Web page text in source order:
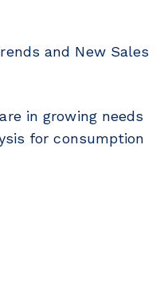
and New Sales
in growing needs
for consumption